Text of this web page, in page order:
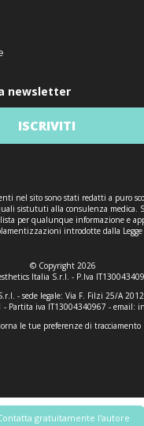
newsletter
ISCRIVITI
nel sito sono stati redatti a puro
sistututi alla consulenza medica.
per qualunque informazione e
introdotte dalla
© Copyright 2026
Italia S.r.l. - P.Iva
- sede legale: Via F. Filzi 25/A
- Partita iva IT13004340967 - email:
le tue preferenze di tracciamento
gratuitamente l'autore